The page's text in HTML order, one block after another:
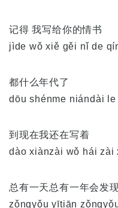
记得 我写给你的情书
jìde wǒ xiě gěi nǐ de
都什么年代了
dōu shénme niándài le
到现在我还在写着
dào xiànzài wǒ hái zài
总有一天总有一年会发
zǒngyǒu yītiān